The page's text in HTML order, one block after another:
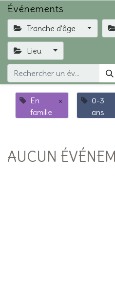
Événements
Tranche d'âge
Lieu
En
famille
×
0-3
ans
AUCUN